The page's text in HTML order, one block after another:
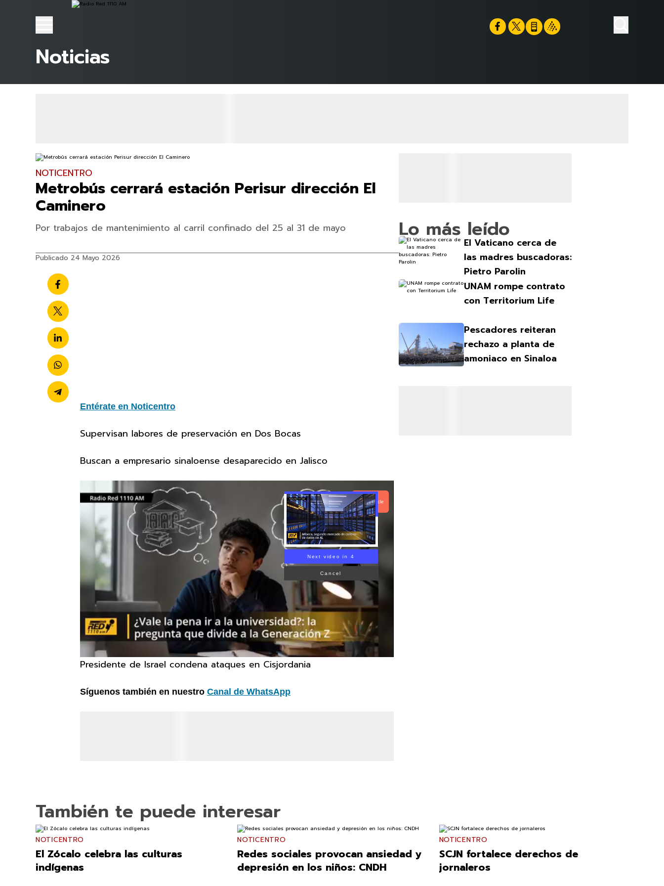
Noticias
NOTICENTRO
Metrobús cerrará estación Perisur dirección El
Caminero
Por trabajos de mantenimiento al carril confinado del 25 al 31 de mayo
Publicado 24 Mayo 2026
Entérate en Noticentro
Supervisan labores de preservación en Dos Bocas
Buscan a empresario sinaloense desaparecido en Jalisco
Read Article
Next video in 3
Cancel
Presidente de Israel condena ataques en Cisjordania
Síguenos también en nuestro Canal de WhatsApp
Lo más leído
El Vaticano cerca de
las madres buscadoras:
Pietro Parolin
UNAM rompe contrato
con Territorium Life
Pescadores reiteran
rechazo a planta de
amoniaco en Sinaloa
También te puede interesar
NOTICENTRO
El Zócalo celebra las culturas
indígenas
NOTICENTRO
Redes sociales provocan ansiedad y
depresión en los niños: CNDH
NOTICENTRO
SCJN fortalece derechos de
jornaleros